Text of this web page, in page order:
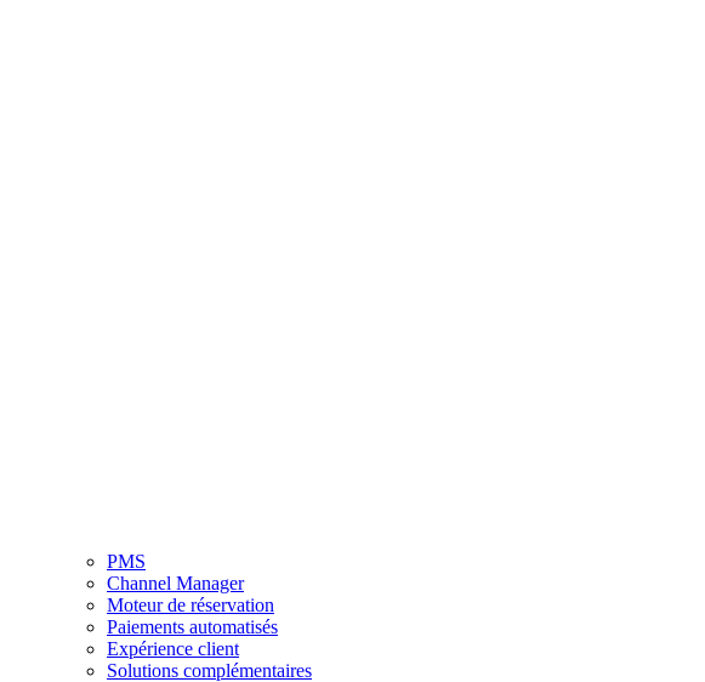
PMS
Channel Manager
Moteur de réservation
Paiements automatisés
Expérience client
Solutions complémentaires